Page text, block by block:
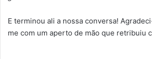
E terminou ali a nossa conversa!
me com um aperto de mão que retribuiu